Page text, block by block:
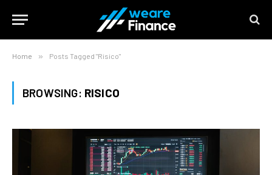
Home » Posts Tagged "Risico"
BROWSING: RISICO